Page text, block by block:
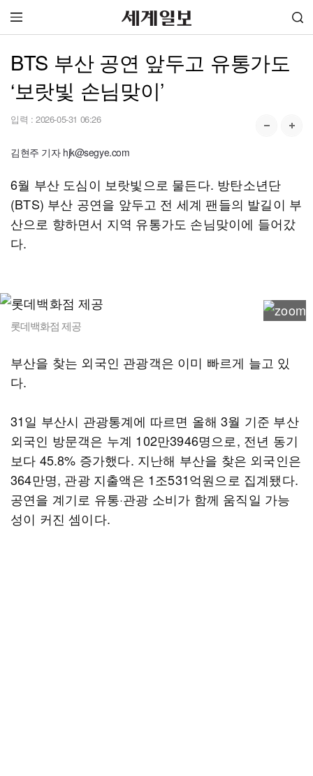
BTS 부산 공연 앞두고 유통가도
‘보랏빛 손님맞이’
입력 : 2026-05-31 06:26
김현주 기자 hjk@segye.com
6월 부산 도심이 보랏빛으로 물든다. 방탄소년단
(BTS) 부산 공연을 앞두고 전 세계 팬들의 발길이 부
산으로 향하면서 지역 유통가도 손님맞이에 들어갔
다.
롯데백화점 제공
부산을 찾는 외국인 관광객은 이미 빠르게 늘고 있
다.
31일 부산시 관광통계에 따르면 올해 3월 기준 부산
외국인 방문객은 누계 102만3946명으로, 전년 동기
보다 45.8% 증가했다. 지난해 부산을 찾은 외국인은
364만명, 관광 지출액은 1조531억원으로 집계됐다.
공연을 계기로 유통·관광 소비가 함께 움직일 가능
성이 커진 셈이다.